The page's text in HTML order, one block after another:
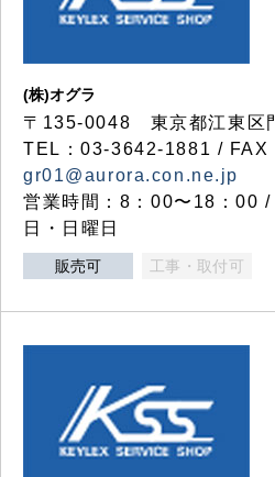
(株)オグラ
〒135-0048 東京都江東区
TEL：03-3642-1881 /
gr01@aurora.con.ne.jp
営業時間：8：00〜18：00 /
日・日曜日
販売可 工事・取付可